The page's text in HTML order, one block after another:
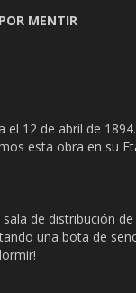
MENTIR
12 de abril de
esta obra en su
de distribución
una bota de